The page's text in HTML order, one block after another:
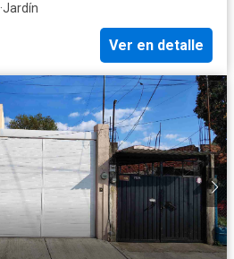
·Jardín
Ver en detalle